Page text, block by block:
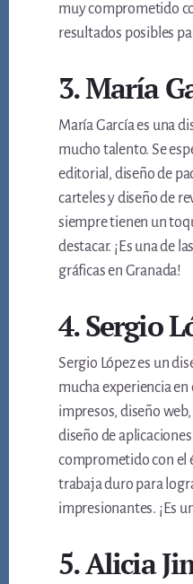
muy comprometido
resultados posibles
3. María
María García es una
mucho talento. Se
editorial, diseño de
carteles y diseño de
siempre tienen un
destacar. ¡Es una de
gráficas en Granada!
4. Sergio
Sergio López es un
mucha experiencia
impresos, diseño
diseño de
comprometido con el
trabaja duro para
impresionantes. ¡Es
5. Alicia